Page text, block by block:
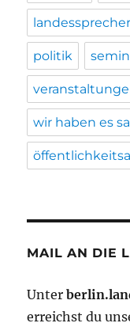
landessprecher
politik
wir haben es
MAIL AN DIE
Unter
erreichst du